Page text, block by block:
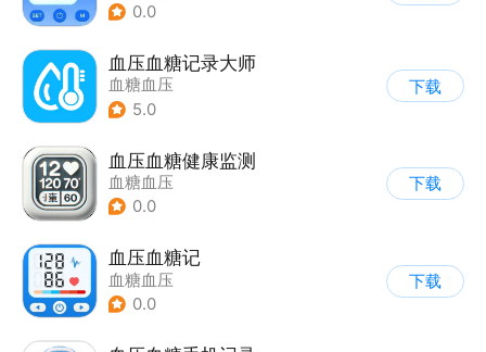
0.0
血压血糖记录大师
血糖血压
5.0
下载
血压血糖健康监测
血糖血压
0.0
下载
血压血糖记
血糖血压
0.0
下载